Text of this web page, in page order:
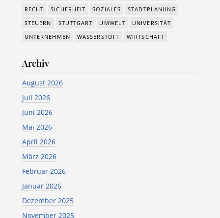
RECHT
SICHERHEIT SOZIALES
STADTPLANUNG
STEUERN
STUTTGART UMWELT
UNIVERSITÄT
UNTERNEHMEN
WASSERSTOFF WIRTSCHAFT
Archiv
August 2026
Juli 2026
Juni 2026
Mai 2026
April 2026
März 2026
Februar 2026
Januar 2026
Dezember 2025
November 2025